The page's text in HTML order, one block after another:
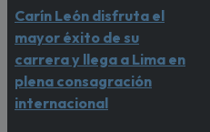
Carín León disfruta el
mayor éxito de su
carrera y llega a Lima en
plena consagración
internacional